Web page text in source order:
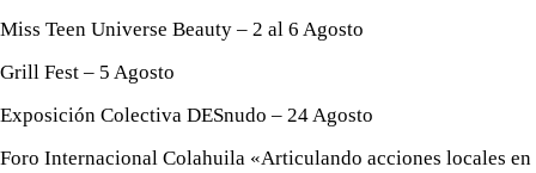
Miss Teen Universe Beauty – 2 al 6 Agosto
Grill Fest – 5 Agosto
Exposición Colectiva DESnudo – 24 Agosto
Foro Internacional Colahuila «Articulando acciones locales en